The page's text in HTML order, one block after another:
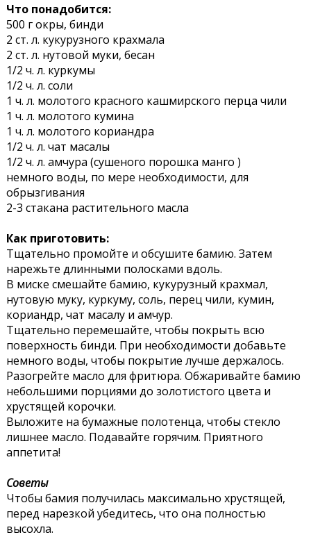
Что понадобится:
500 г окры, бинди
2 ст. л. кукурузного крахмала
2 ст. л. нутовой муки, бесан
1/2 ч. л. куркумы
1/2 ч. л. соли
1 ч. л. молотого красного кашмирского перца чили
1 ч. л. молотого кумина
1 ч. л. молотого кориандра
1/2 ч. л. чат масалы
1/2 ч. л. амчура (сушеного порошка манго )
немного воды, по мере необходимости, для
обрызгивания
2-3 стакана растительного масла
Как приготовить:
Тщательно промойте и обсушите бамию. Затем
нарежьте длинными полосками вдоль.
В миске смешайте бамию, кукурузный крахмал,
нутовую муку, куркуму, соль, перец чили, кумин,
кориандр, чат масалу и амчур.
Тщательно перемешайте, чтобы покрыть всю
поверхность бинди. При необходимости добавьте
немного воды, чтобы покрытие лучше держалось.
Разогрейте масло для фритюра. Обжаривайте бамию
небольшими порциями до золотистого цвета и
хрустящей корочки.
Выложите на бумажные полотенца, чтобы стекло
лишнее масло. Подавайте горячим. Приятного
аппетита!
Советы
Чтобы бамия получилась максимально хрустящей,
перед нарезкой убедитесь, что она полностью
высохла.